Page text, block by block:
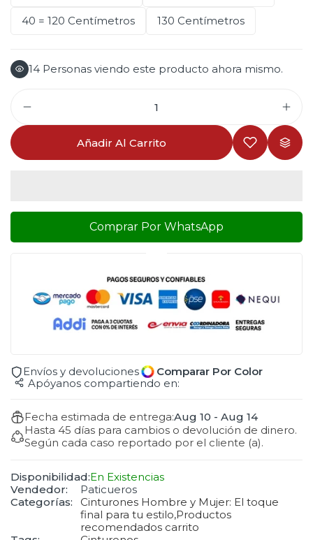
40 = 120 Centímetros 130 Centímetros
14 Personas viendo este producto ahora mismo.
Añadir Al Carrito
Comprar Por WhatsApp
Envíos y devoluciones
Comparar Por Color
Apóyanos compartiendo en:
Fecha estimada de entrega:Aug 10 - Aug 14
Hasta 45 días para cambios o devolución de dinero.
Según cada caso reportado por el cliente (a).
Disponibilidad:En Existencias
Vendedor:
Paticueros
Categorías:
Cinturones Hombre y Mujer: El toque
final para tu estilo,Productos
recomendados carrito